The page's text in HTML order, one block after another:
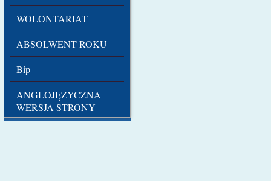
WOLONTARIAT
ABSOLWENT ROKU
Bip
ANGLOJĘZYCZNA
WERSJA STRONY